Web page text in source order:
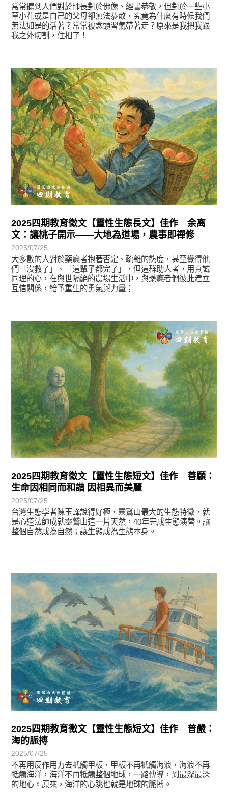
常常聽到人們對於師長對於佛像、經書恭敬，但對於一些小
草小花或是自己的父母卻無法恭敬，究竟為什麼有時候我們
無法如是的活著？常常被念頭習氣帶著走？原來是我把我跟
我之外切割，住相了！
2025四期教育徵文【靈性生態長文】佳作 余离
文：讓桃子開示——大地為道場，農事即禪修
2025/07/25
大多數的人對於藥癮者抱著否定、疏離的態度，甚至覺得他
們「沒救了」、「這輩子都完了」，但這群助人者，用真誠
同理的心，在與世隔絕的農場生活中，與藥癮者們彼此建立
互信關係，給予重生的勇氣與力量；
徵文賞析
2025四期教育徵文【靈性生態短文】佳作 善願：
生命因相同而和諧 因相異而美麗
2025/07/25
台灣生態學者陳玉峰說得好極，靈鷲山最大的生態特徵，就
是心道法師成就靈鷲山這一片天然，40年完成生態演替。讓
整個自然成為自然；讓生態成為生態本身。
徵文賞析
2025四期教育徵文【靈性生態短文】佳作 普嚴：
海的脈搏
2025/07/25
不再用反作用力去牴觸甲板，甲板不再牴觸海浪，海浪不再
牴觸海洋，海洋不再牴觸整個地球，一路傳導，到最深最深
的地心。原來，海洋的心跳也就是地球的脈搏。
徵文賞析